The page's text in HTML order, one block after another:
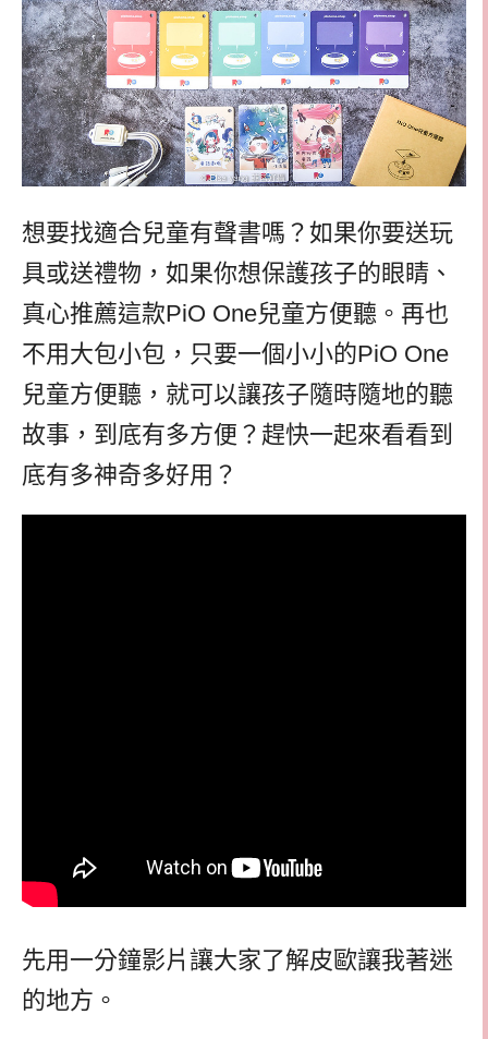
想要找適合兒童有聲書嗎？如果你要送玩
具或送禮物，如果你想保護孩子的眼睛、
真心推薦這款PiO One兒童方便聽。再也
不用大包小包，只要一個小小的PiO One
兒童方便聽，就可以讓孩子隨時隨地的聽
故事，到底有多方便？趕快一起來看看到
底有多神奇多好用？
先用一分鐘影片讓大家了解皮歐讓我著迷
的地方。